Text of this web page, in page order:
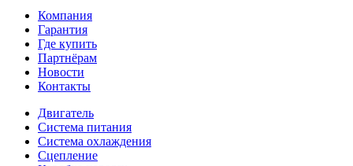
Компания
Гарантия
Где купить
Партнёрам
Новости
Контакты
Двигатель
Система питания
Система охлаждения
Сцепление